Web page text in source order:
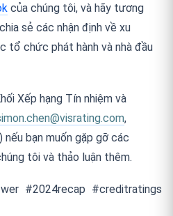
của chúng tôi, và hãy tương
sẻ các nhận định về xu
tổ chức phát hành và nhà đầu
Xếp hạng Tín nhiệm và
,
) nếu bạn muốn gặp gỡ các
tôi và thảo luận thêm.
#2024recap #creditratings